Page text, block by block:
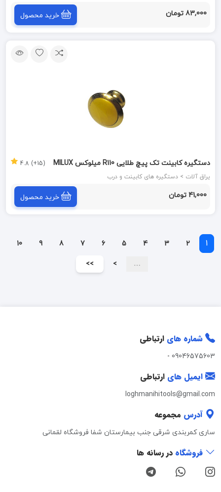
83,000 تومان خرید محصول
دستگیره کابینت تک پیچ طلایی R110 میلوکس MILUX
یراق آلات > دستگیره های کابینت و درب
(15+) 4.8
41,000 تومان خرید محصول
1
2
3
4
5
6
7
8
9
10
…
>
>>
شماره های ارتباطی
09046575603
-
ایمیل های ارتباطی
loghmanihitools@gmail.com
آدرس مجموعه
ساری کمربندی شرقی جنب بیمارستان شفا فروشگاه لقمانی
فروشگاه در رسانه ها